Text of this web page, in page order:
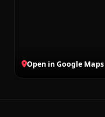
Open in Google Maps